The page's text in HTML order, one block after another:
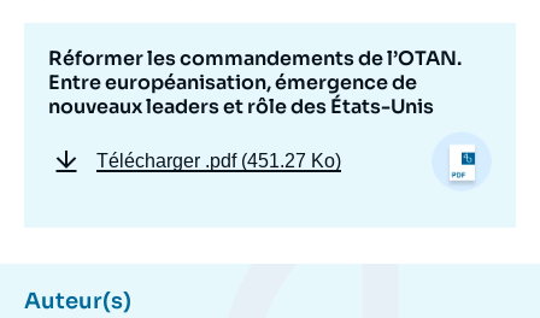
Réformer les commandements de l’OTAN.
Entre européanisation, émergence de
nouveaux leaders et rôle des États-Unis
Télécharger .pdf (451.27 Ko)
Auteur(s)